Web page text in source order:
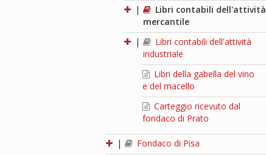
|
Libri contabili dell'attività
mercantile
|
Libri contabili dell'attività
industriale
Libri della gabella del vino
e del macello
Carteggio ricevuto dal
fondaco di Prato
|
Fondaco di Pisa